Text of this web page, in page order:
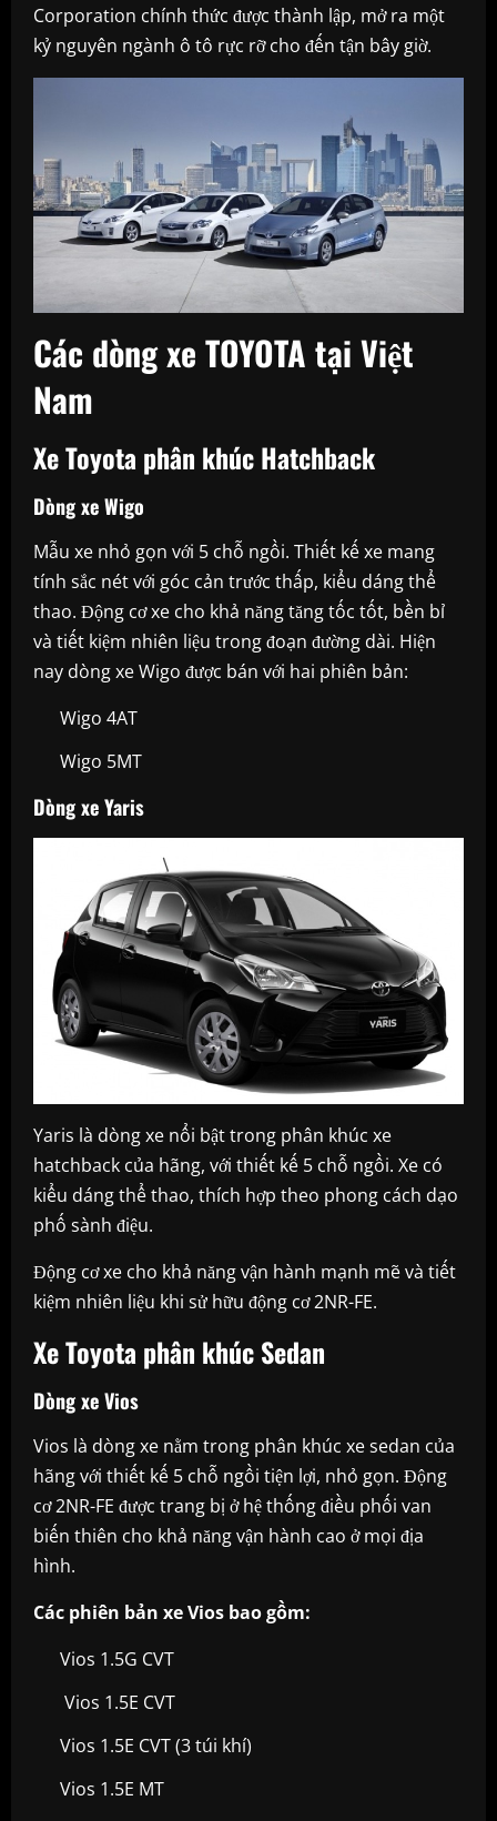
Corporation chính thức được thành lập, mở ra một
kỷ nguyên ngành ô tô rực rỡ cho đến tận bây giờ.
Các dòng xe TOYOTA tại Việt
Nam
Xe Toyota phân khúc Hatchback
Dòng xe Wigo
Mẫu xe nhỏ gọn với 5 chỗ ngồi. Thiết kế xe mang
tính sắc nét với góc cản trước thấp, kiểu dáng thể
thao. Động cơ xe cho khả năng tăng tốc tốt, bền bỉ
và tiết kiệm nhiên liệu trong đoạn đường dài. Hiện
nay dòng xe Wigo được bán với hai phiên bản:
Wigo 4AT
Wigo 5MT
Dòng xe Yaris
Yaris là dòng xe nổi bật trong phân khúc xe
hatchback của hãng, với thiết kế 5 chỗ ngồi. Xe có
kiểu dáng thể thao, thích hợp theo phong cách dạo
phố sành điệu.
Động cơ xe cho khả năng vận hành mạnh mẽ và tiết
kiệm nhiên liệu khi sử hữu động cơ 2NR-FE.
Xe Toyota phân khúc Sedan
Dòng xe Vios
Vios là dòng xe nằm trong phân khúc xe sedan của
hãng với thiết kế 5 chỗ ngồi tiện lợi, nhỏ gọn. Động
cơ 2NR-FE được trang bị ở hệ thống điều phối van
biến thiên cho khả năng vận hành cao ở mọi địa
hình.
Các phiên bản xe Vios bao gồm:
Vios 1.5G CVT
Vios 1.5E CVT
Vios 1.5E CVT (3 túi khí)
Vios 1.5E MT